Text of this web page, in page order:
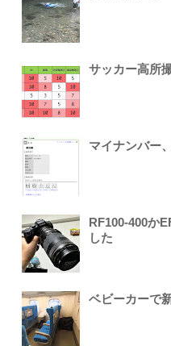
サッカー高所
マイナンバー
RF100-400か
した
ベビーカーで